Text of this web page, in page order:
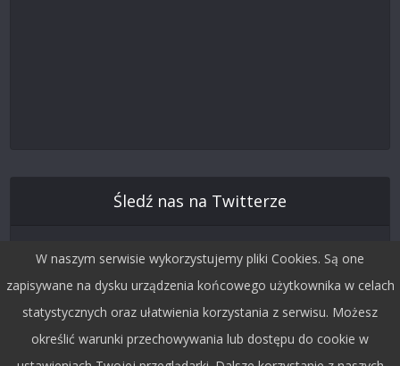
Śledź nas na Twitterze
W naszym serwisie wykorzystujemy pliki Cookies. Są one
zapisywane na dysku urządzenia końcowego użytkownika w celach
statystycznych oraz ułatwienia korzystania z serwisu. Możesz
określić warunki przechowywania lub dostępu do cookie w